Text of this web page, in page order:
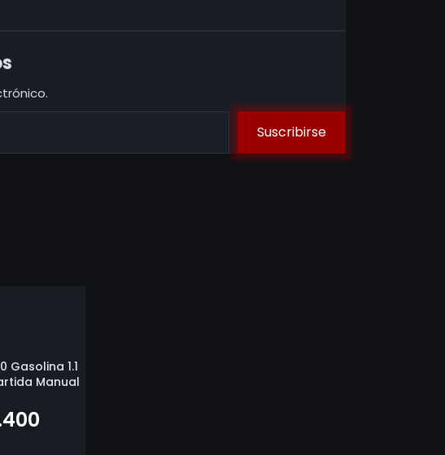
Suscribirse
Gasolina 1.1
Manual